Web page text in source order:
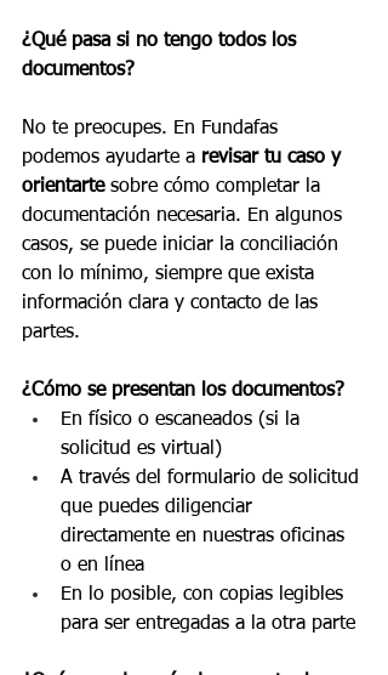
¿Qué pasa si no tengo todos los
documentos?
No te preocupes. En Fundafas
podemos ayudarte a revisar tu caso y
orientarte sobre cómo completar la
documentación necesaria. En algunos
casos, se puede iniciar la conciliación
con lo mínimo, siempre que exista
información clara y contacto de las
partes.
¿Cómo se presentan los documentos?
En físico o escaneados (si la
solicitud es virtual)
A través del formulario de solicitud
que puedes diligenciar
directamente en nuestras oficinas
o en línea
En lo posible, con copias legibles
para ser entregadas a la otra parte